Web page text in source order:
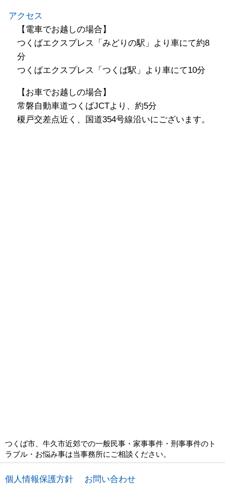
アクセス
【電車でお越しの場合】
つくばエクスプレス「みどりの駅」より車にて約8
分
つくばエクスプレス「つくば駅」より車にて10分
【お車でお越しの場合】
常磐自動車道つくばJCTより、約5分
榎戸交差点近く、国道354号線沿いにございます。
つくば市、牛久市近郊での一般民事・家事事件・刑事事件のト
ラブル・お悩み事は当事務所にご相談ください。
個人情報保護方針 お問い合わせ